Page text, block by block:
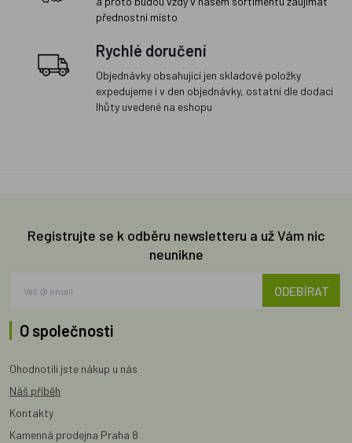
přednostní místo
Rychlé doručení
Objednávky obsahující jen skladové položky
expedujeme i v den objednávky, ostatní dle dodací
lhůty uvedené na eshopu
Registrujte se k odběru newsletteru a už Vám nic
neunikne
ODEBÍRAT
O společnosti
Ohodnotili jste nákup u nás
Náš příběh
Kontakty
Kamenná prodejna Praha 8